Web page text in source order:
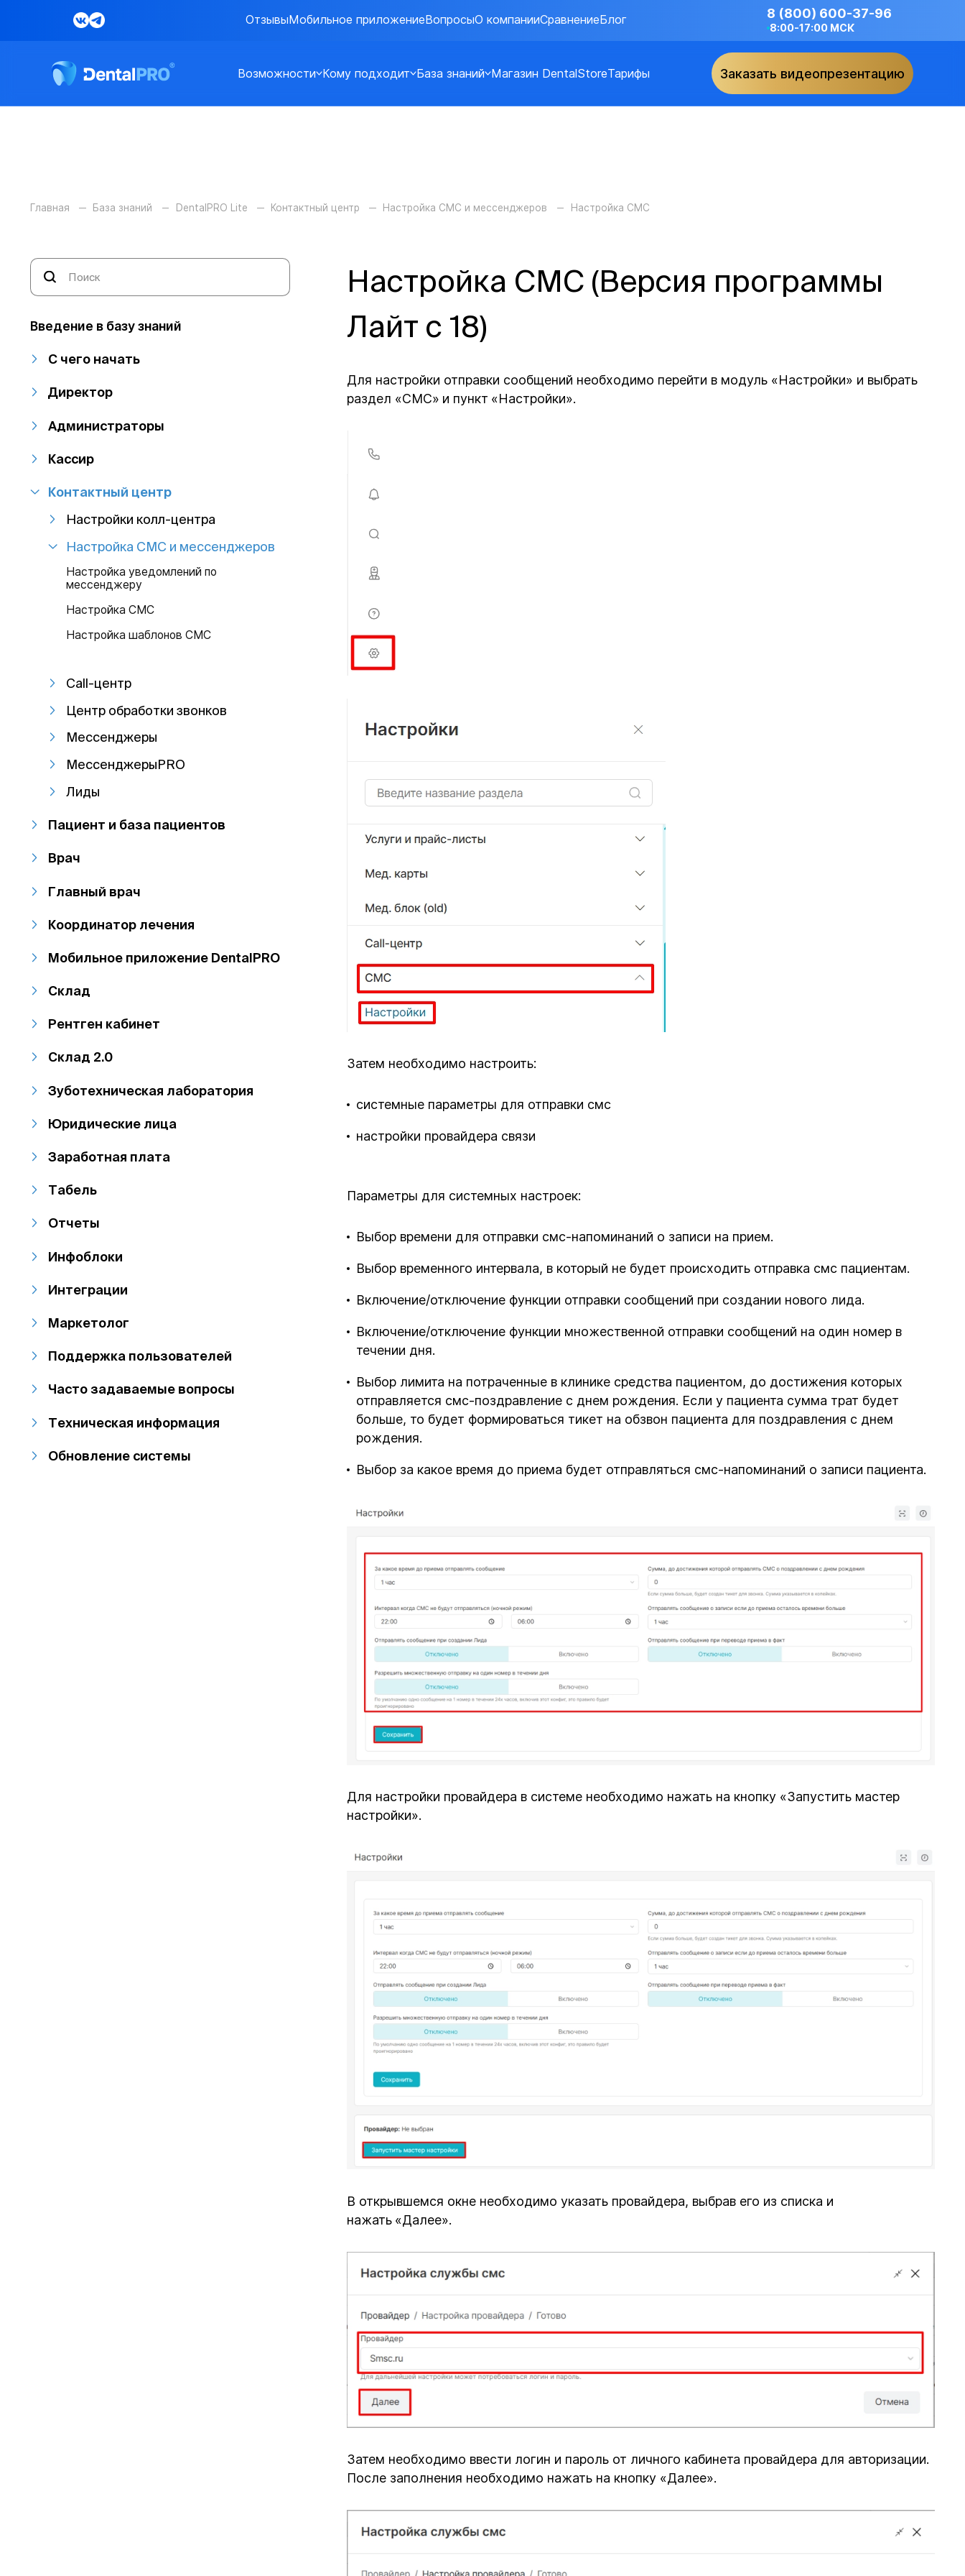
ОтзывыМобильное приложениеВопросыО компанииСравнениеБлог 8 (800) 600-37-96
8:00-17:00 МСК
Возможности Кому подходит База знаний Магазин DentalStoreТарифы Заказать видеопрезентацию
Главная База знаний DentalPRO Lite Контактный центр Настройка СМС и мессенджеров Настройка СМС
Введение в базу знаний
С чего начать
Директор
Администраторы
Кассир
Контактный центр
Настройки колл-центра
Настройка СМС и мессенджеров
Настройка уведомлений по
мессенджеру
Настройка СМС
Настройка шаблонов СМС
Call-центр
Центр обработки звонков
Мессенджеры
МессенджерыPRO
Лиды
Пациент и база пациентов
Врач
Главный врач
Координатор лечения
Мобильное приложение DentalPRO
Склад
Рентген кабинет
Склад 2.0
Зуботехническая лаборатория
Юридические лица
Заработная плата
Табель
Отчеты
Инфоблоки
Интеграции
Маркетолог
Поддержка пользователей
Часто задаваемые вопросы
Техническая информация
Обновление системы
Настройка СМС (Версия программы
Лайт с 18)
Для настройки отправки сообщений необходимо перейти в модуль «Настройки» и выбрать
раздел «СМС» и пункт «Настройки».
Затем необходимо настроить:
системные параметры для отправки смс
настройки провайдера связи
Параметры для системных настроек:
Выбор времени для отправки смс-напоминаний о записи на прием.
Выбор временного интервала, в который не будет происходить отправка смс пациентам.
Включение/отключение функции отправки сообщений при создании нового лида.
Включение/отключение функции множественной отправки сообщений на один номер в
течении дня.
Выбор лимита на потраченные в клинике средства пациентом, до достижения которых
отправляется смс-поздравление с днем рождения. Если у пациента сумма трат будет
больше, то будет формироваться тикет на обзвон пациента для поздравления с днем
рождения.
Выбор за какое время до приема будет отправляться смс-напоминаний о записи пациента.
Для настройки провайдера в системе необходимо нажать на кнопку «Запустить мастер
настройки».
В открывшемся окне необходимо указать провайдера, выбрав его из списка и
нажать «Далее».
Затем необходимо ввести логин и пароль от личного кабинета провайдера для авторизации.
После заполнения необходимо нажать на кнопку «Далее».